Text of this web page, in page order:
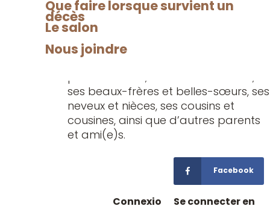
Que faire lorsque survient un
décès
Le salon
Nous joindre
madame Rosalie Vollant, ses enfants;
Derek, Yann, Katia, Julie (Marcelin) et
Michel (Valérie), les enfants de son
épouse; Corinne, Sandy, Nancy et
Sonny, ses petits-enfants, ses arrières
petits-enfants, ses frères et sœurs,
ses beaux-frères et belles-sœurs, ses
neveux et nièces, ses cousins et
cousines, ainsi que d’autres parents
et ami(e)s.
Facebook
Connexio
Se connecter en